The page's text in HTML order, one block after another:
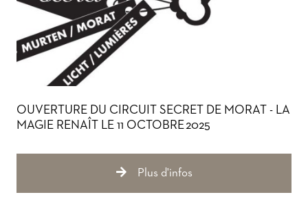
OUVERTURE DU CIRCUIT SECRET DE MORAT - LA
MAGIE RENAÎT LE 11 OCTOBRE 2025
Plus d'infos